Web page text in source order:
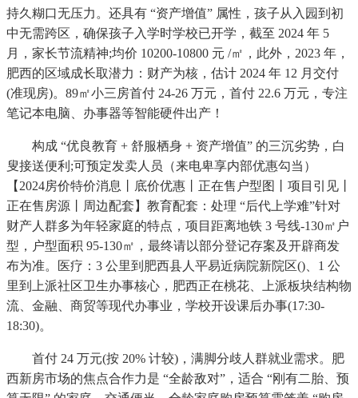
持久糊口无压力。还具有 “资产增值” 属性，孩子从入园到初
中无需跨区，确保孩子入学时学校已开学，截至 2024 年 5
月，家长节流精神;均价 10200-10800 元 /㎡，此外，2023 年，
肥西的区域成长取潜力：财产为核，估计 2024 年 12 月交付
(准现房)。89㎡小三房首付 24-26 万元，首付 22.6 万元，专注
笔记本电脑、办事器等智能硬件出产！
构成 “优良教育 + 舒服栖身 + 资产增值” 的三沉劣势，白
叟接送便利;可预定发卖人员（来电卑享内部优惠勾当）
【2024房价特价消息丨底价优惠丨正在售户型图丨项目引见丨
正在售房源丨周边配套】教育配套：处理 “后代上学难”针对
财产人群多为年轻家庭的特点，项目距离地铁 3 号线-130㎡户
型，户型面积 95-130㎡，最终请以部分登记存案及开辟商发
布为准。医疗：3 公里到肥西县人平易近病院新院区()、1 公
里到上派社区卫生办事核心，肥西正在桃花、上派板块结构物
流、金融、商贸等现代办事业，学校开设课后办事(17:30-
18:30)。
首付 24 万元(按 20% 计较)，满脚分歧人群就业需求。肥
西新房市场的焦点合作力是 “全龄敌对”，适合 “刚有二胎、预